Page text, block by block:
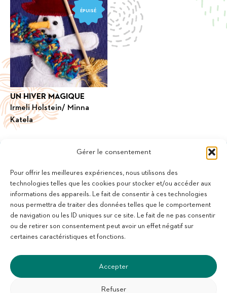
Gérer le consentement
Pour offrir les meilleures expériences, nous utilisons des
technologies telles que les cookies pour stocker et/ou accéder aux
informations des appareils. Le fait de consentir à ces technologies
nous permettra de traiter des données telles que le comportement
de navigation ou les ID uniques sur ce site. Le fait de ne pas consentir
ou de retirer son consentement peut avoir un effet négatif sur
certaines caractéristiques et fonctions.
Accepter
Refuser
UN HIVER MAGIQUE
Irmeli Holstein/ Minna
Katela
ÉPUISÉ
11 bis Rue des Novalles
21240 Talant - France
+33 (0)3 80 59 22 88
Membre de la Fédération des Aveugles de France
Membre du collectif Les Éditeurs Atypiques